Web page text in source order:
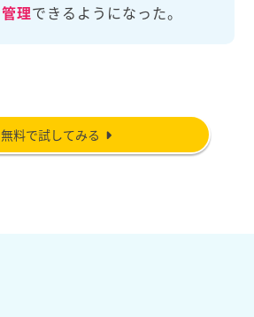
管理できるようになった。
無料で試してみる